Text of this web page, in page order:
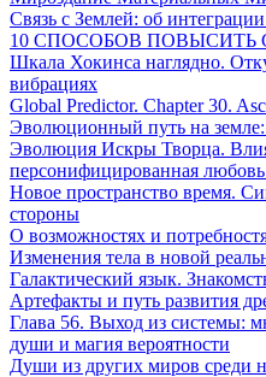
Связь с Землей: об
10 СПОСОБОВ
Шкала Хокинса наглядно.
вибрациях
Global Predictor. Chapter 30.
Эволюционный путь на
Эволюция Искры Творца.
персонифицированная любовь
Новое пространство время.
стороны
О возможностях и
Изменения тела в новой
Галактический язык.
Артефакты и путь развития
Глава 56. Выход из системы:
души и магия вероятности
Души из других миров среди